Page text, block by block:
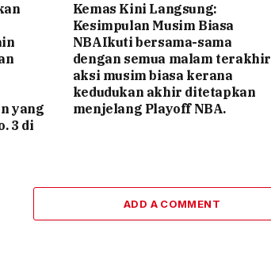
yang
3 di
Kemas Kini Langsung:
Kesimpulan Musim Biasa
NBAIkuti bersama-sama
dengan semua malam terakhir
aksi musim biasa kerana
kedudukan akhir ditetapkan
menjelang Playoff NBA.
ADD A COMMENT